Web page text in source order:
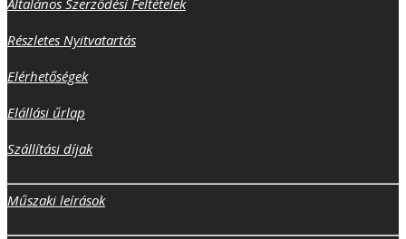
Általános Szerződési Feltételek
Részletes Nyitvatartás
Elérhetőségek
Elállási űrlap
Szállítási díjak
Műszaki leírások